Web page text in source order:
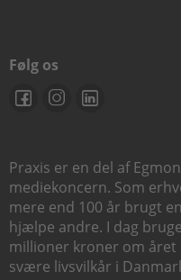
Følg os
Praxis er en del af
mediekoncern. Som
mere end 100 år brugt
hjælpe andre. I dag
millioner kroner om
svære livsvilkår i